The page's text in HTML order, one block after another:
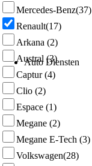
Auto Diensten
Mercedes-Benz(37)
Renault(17)
Arkana (2)
Austral (3)
Captur(4)
Clio (2)
Espace (1)
Megane (2)
Megane E-Tech (3)
Volkswagen(28)